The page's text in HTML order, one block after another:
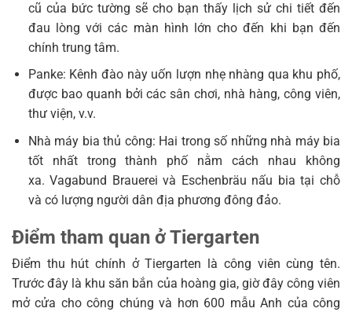
cũ của bức tường sẽ cho bạn thấy lịch sử chi tiết đến
đau lòng với các màn hình lớn cho đến khi bạn đến
chính trung tâm.
Panke: Kênh đào này uốn lượn nhẹ nhàng qua khu phố,
được bao quanh bởi các sân chơi, nhà hàng, công viên,
thư viện, v.v.
Nhà máy bia thủ công: Hai trong số những nhà máy bia
tốt nhất trong thành phố nằm cách nhau không
xa. Vagabund Brauerei và Eschenbräu nấu bia tại chỗ
và có lượng người dân địa phương đông đảo.
Điểm tham quan ở Tiergarten
Điểm thu hút chính ở Tiergarten là công viên cùng tên.
Trước đây là khu săn bắn của hoàng gia, giờ đây công viên
mở cửa cho công chúng và hơn 600 mẫu Anh của công